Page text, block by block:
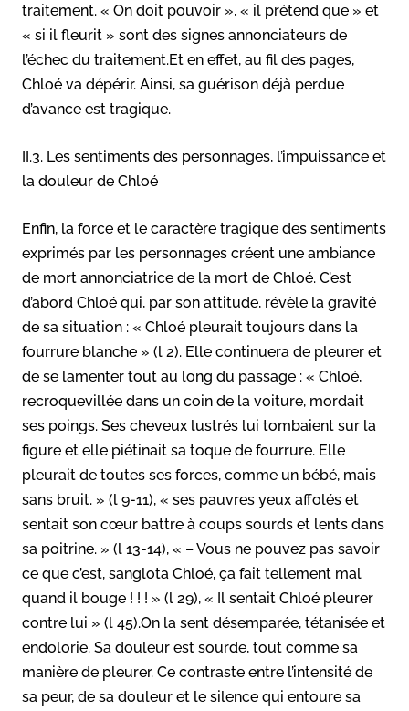
traitement. « On doit pouvoir », « il prétend que » et
« si il fleurit » sont des signes annonciateurs de
l’échec du traitement.Et en effet, au fil des pages,
Chloé va dépérir. Ainsi, sa guérison déjà perdue
d’avance est tragique.
II.3. Les sentiments des personnages, l’impuissance et
la douleur de Chloé
Enfin, la force et le caractère tragique des sentiments
exprimés par les personnages créent une ambiance
de mort annonciatrice de la mort de Chloé. C’est
d’abord Chloé qui, par son attitude, révèle la gravité
de sa situation : « Chloé pleurait toujours dans la
fourrure blanche » (l 2). Elle continuera de pleurer et
de se lamenter tout au long du passage : « Chloé,
recroquevillée dans un coin de la voiture, mordait
ses poings. Ses cheveux lustrés lui tombaient sur la
figure et elle piétinait sa toque de fourrure. Elle
pleurait de toutes ses forces, comme un bébé, mais
sans bruit. » (l 9-11), « ses pauvres yeux affolés et
sentait son cœur battre à coups sourds et lents dans
sa poitrine. » (l 13-14), « – Vous ne pouvez pas savoir
ce que c’est, sanglota Chloé, ça fait tellement mal
quand il bouge ! ! ! » (l 29), « Il sentait Chloé pleurer
contre lui » (l 45).On la sent désemparée, tétanisée et
endolorie. Sa douleur est sourde, tout comme sa
manière de pleurer. Ce contraste entre l’intensité de
sa peur, de sa douleur et le silence qui entoure sa